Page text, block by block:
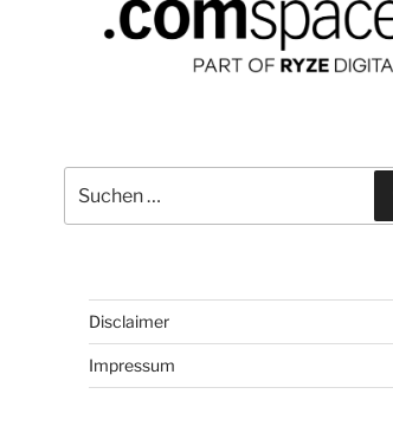
nach:
Disclaimer
Impressum